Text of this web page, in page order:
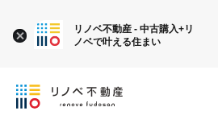
リノベ不動産 - 中古購入+リ
ノベで叶える住まい